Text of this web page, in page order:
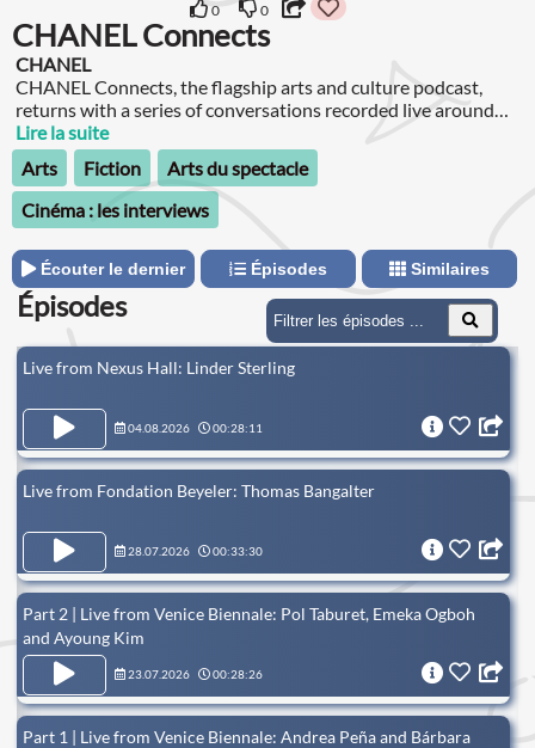
0 0
CHANEL Connects
CHANEL
CHANEL Connects, the flagship arts and culture podcast,
returns with a series of conversations recorded live around
the world.
Lire la suite
Arts
Fiction
Arts du spectacle
Cinéma : les interviews
Écouter le dernier Épisodes Similaires
Épisodes
Live from Nexus Hall: Linder Sterling
04.08.2026 00:28:11
Live from Fondation Beyeler: Thomas Bangalter
28.07.2026 00:33:30
Part 2 | Live from Venice Biennale: Pol Taburet, Emeka Ogboh
and Ayoung Kim
23.07.2026 00:28:26
Part 1 | Live from Venice Biennale: Andrea Peña and Bárbara